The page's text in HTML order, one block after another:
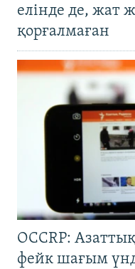
елінде де, жат
қорғалмаған
OCCRP:
фейк шағым